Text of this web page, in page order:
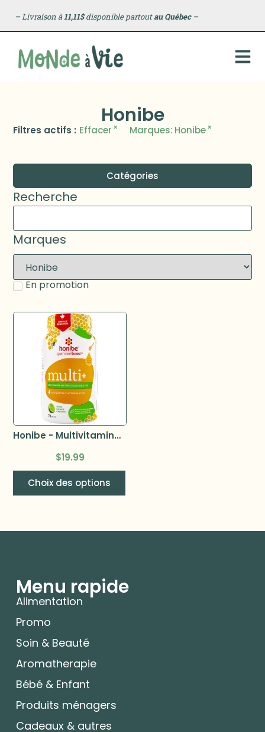
–Livraison à11,11$disponible partoutau Québec –
Honibe
Filtres actifs : Effacer × Marques: Honibe×
Catégories
Recherche
Marques
En promotion
Honibe - Multivitamines immune 70 gélifiés
$19.99
Choix des options
Menu rapide
Alimentation
Promo
Soin & Beauté
Aromatherapie
Bébé & Enfant
Produits ménagers
Cadeaux & autres